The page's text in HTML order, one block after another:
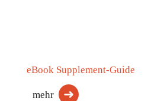
eBook Supplement-Guide
mehr